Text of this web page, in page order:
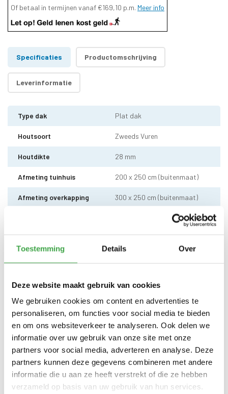
Toestemming Details Over
Deze website maakt gebruik van cookies
We gebruiken cookies om content en advertenties te
personaliseren, om functies voor social media te bieden
en om ons websiteverkeer te analyseren. Ook delen we
informatie over uw gebruik van onze site met onze
partners voor social media, adverteren en analyse. Deze
partners kunnen deze gegevens combineren met andere
informatie die u aan ze heeft verstrekt of die ze hebben
verzameld op basis van uw gebruik van hun services.
Of betaal in termijnen vanaf €169,10 p.m. Meer info
Specificaties Productomschrijving
Leverinformatie
Type dak Plat dak
Houtsoort Zweeds Vuren
Houtdikte 28 mm
Afmeting tuinhuis 200 x 250 cm (buitenmaat)
Afmeting overkapping 300 x 250 cm (buitenmaat)
Sleufpaal 12 x 12 cm - 6 stuks
Dakbedekking
EPDM uit 1 stuk geleverd incl.
kit, dakdoorvoer en regenpijp
tot aan maaiveld - 10 jaar
garantie
Deur
Enkele deur zonder drempel -